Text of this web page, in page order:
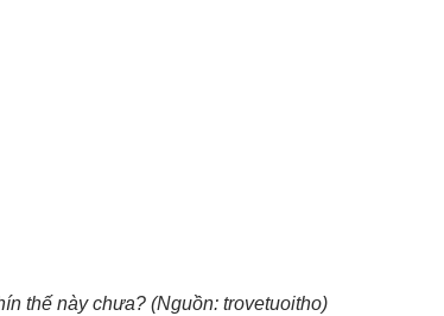
thế này chưa? (Nguồn: trovetuoitho)